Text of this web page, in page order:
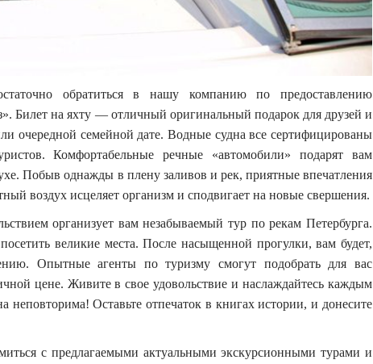
обратиться в нашу компанию по предоставлению
Билет на яхту — отличный оригинальный подарок для друзей и
очередной семейной дате. Водные судна все сертифицированы
Комфортабельные речные «автомобили» подарят вам
Побыв однажды в плену заливов и рек, приятные впечатления
воздух исцеляет организм и сподвигает на новые свершения.
организует вам незабываемый тур по рекам Петербурга.
великие места. После насыщенной прогулки, вам будет,
Опытные агенты по туризму смогут подобрать для вас
цене. Живите в свое удовольствие и наслаждайтесь каждым
Оставьте отпечаток в книгах истории, и донесите
с предлагаемыми актуальными экскурсионными турами и